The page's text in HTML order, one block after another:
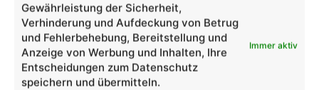
Gewährleistung der Sicherheit,
Verhinderung und Aufdeckung von Betrug
und Fehlerbehebung, Bereitstellung und
Anzeige von Werbung und Inhalten, Ihre
Entscheidungen zum Datenschutz
speichern und übermitteln.
Immer aktiv
Beruf